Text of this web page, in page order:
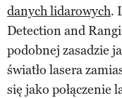
danych lidarowych.
Detection and
podobnej zasadzie
światło lasera
się jako połączenie